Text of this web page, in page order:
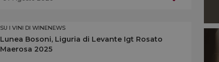
SU I VINI DI WINENEWS
Lunea Bosoni, Liguria di Levante Igt Rosato
Maerosa 2025